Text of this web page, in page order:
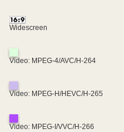
Widescreen
Video: MPEG-4/AVC/H-264
Video: MPEG-H/HEVC/H-265
Video: MPEG-I/VVC/H-266